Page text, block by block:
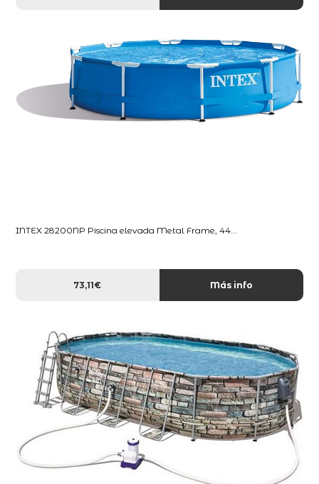
INTEX 28200NP Piscina elevada Metal Frame, 44...
73,11€ Más info